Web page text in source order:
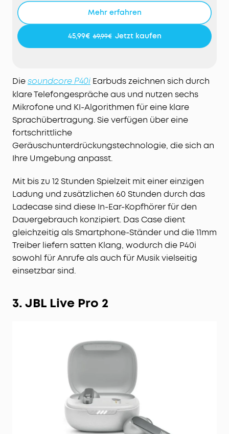
für Ruhe zu sorgen.
Akkulaufzeit mit einer einzigen Aufladung und
SATTE BEATS:Die kabellosen soundcore P40i
Earbuds verfügen über 11mm-Verbundtreiber für
ein intensives Klangerlebnis, das durch die
BassUp™-Technologie noch verstärkt wird und für
intensive Bässe in Echtzeit sorgt.
KRISTALLKLARE ANRUFQUALITÄT
P40i Earbuds mit Geräuschunterdrückung sind mit
6 Mikrofonen und einem KI-Algorithmus
ermöglichen. Ob beim Telefonieren oder im
Videochat, deine Stimme wird klar und deutlich
übertragen.
2-IN-1 LADECASE UND SMARTPHONE-HALTER: Die
kabellosen soundcore P40i Earbuds verfügen über
ein einzigartiges Ladecase, das gleichzeitig als
Smartphone-Ständer dient, damit du deine
Lieblingssendungen freihändig genießen kannst.
Dieses multifunktionale Design verbessert dein
Mehr erfahren
45,99€ 69,99€ Jetzt kaufen
Die soundcore P40i Earbuds zeichnen sich durch
klare Telefongespräche aus und nutzen sechs
Mikrofone und KI-Algorithmen für eine klare
Sprachübertragung. Sie verfügen über eine
fortschrittliche
Geräuschunterdrückungstechnologie, die sich an
Ihre Umgebung anpasst.
Mit bis zu 12 Stunden Spielzeit mit einer einzigen
Ladung und zusätzlichen 60 Stunden durch das
Ladecase sind diese In-Ear-Kopfhörer für den
Dauergebrauch konzipiert. Das Case dient
gleichzeitig als Smartphone-Ständer und die 11mm
Treiber liefern satten Klang, wodurch die P40i
sowohl für Anrufe als auch für Musik vielseitig
einsetzbar sind.
3. JBL Live Pro 2